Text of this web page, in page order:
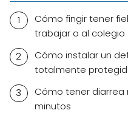
Cómo fingir tener
trabajar o al colegio
Cómo instalar un
totalmente
Cómo tener diarrea
minutos